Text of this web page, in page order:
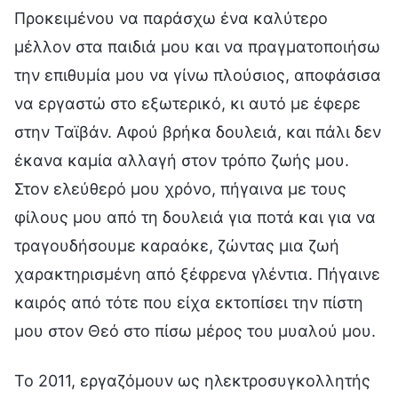
Προκειμένου να παράσχω ένα καλύτερο
μέλλον στα παιδιά μου και να πραγματοποιήσω
την επιθυμία μου να γίνω πλούσιος, αποφάσισα
να εργαστώ στο εξωτερικό, κι αυτό με έφερε
στην Ταϊβάν. Αφού βρήκα δουλειά, και πάλι δεν
έκανα καμία αλλαγή στον τρόπο ζωής μου.
Στον ελεύθερό μου χρόνο, πήγαινα με τους
φίλους μου από τη δουλειά για ποτά και για να
τραγουδήσουμε καραόκε, ζώντας μια ζωή
χαρακτηρισμένη από ξέφρενα γλέντια. Πήγαινε
καιρός από τότε που είχα εκτοπίσει την πίστη
μου στον Θεό στο πίσω μέρος του μυαλού μου.
Το 2011, εργαζόμουν ως ηλεκτροσυγκολλητής